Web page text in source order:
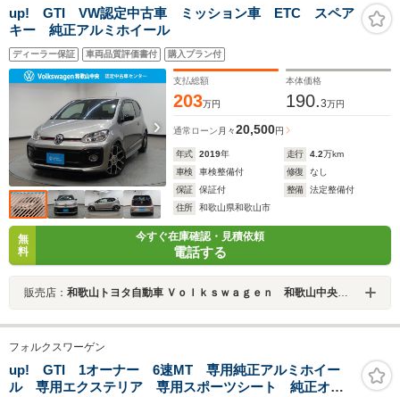
up! GTI VW認定中古車 ミッション車 ETC スペア
キー 純正アルミホイール
ディーラー保証 車両品質評価書付 購入プラン付
支払総額
203万円
本体価格
190.3万円
通常ローン 月々20,500円
年式 2019年 走行 4.2万km
車検
車検整備付 修復
なし
保証
保証付 整備
法定整備付
住所
和歌山県和歌山市
無
料
今すぐ在庫確認・見積依頼
電話する
販売店： 和歌山トヨタ自動車 Ｖｏｌｋｓｗａｇｅｎ 和歌山中央認定中古車センター
フォルクスワーゲン
up! GTI 1オーナー 6速MT 専用純正アルミホイー
ル 専用エクステリア 専用スポーツシート 純正オー